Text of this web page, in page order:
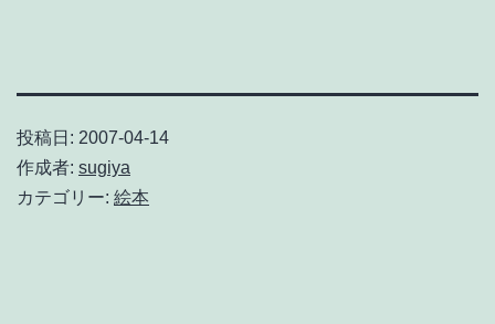
投稿日: 2007-04-14
作成者: sugiya
カテゴリー: 絵本